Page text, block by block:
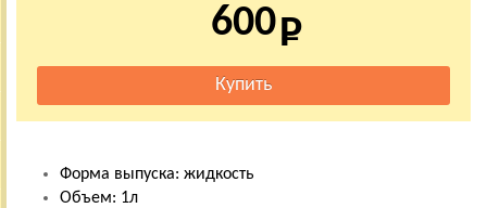
600
Форма выпуска: жидкость
Объем: 1л